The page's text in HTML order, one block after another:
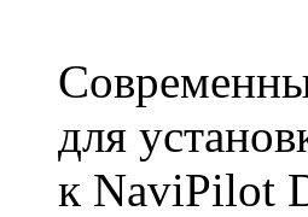
для
к NaviPilot